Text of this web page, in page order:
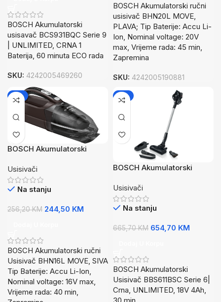
BOSCH Akumulatorski
usisavač BCS931BQC Serie 9
| UNLIMITED, CRNA 1
Baterija, 60 minuta ECO rada
SKU: 4242005469260
BOSCH Akumulatorski ručni
usisivač BHN20L MOVE,
PLAVA; Tip Baterije: Accu Li-
Ion, Nominal voltage: 20V
max, Vrijeme rada: 45 min,
Zapremina
SKU: 4242005190881
-5%
BOSCH Akumulatorski
Ion, 40min, CN
Usisivači
Na stanju
256,20KM 244,50 KM
BOSCH Akumulatorski ručni
Usisivač BHN16L MOVE, SIVA
Tip Baterije: Accu Li-Ion,
Nominal voltage: 16V max,
Vrijeme rada: 40 min,
-2%
BOSCH Akumulatorski
UNLIMITED, 18V 4Ah, 30
min
Usisivači
Na stanju
665,70KM 654,70 KM
BOSCH Akumulatorski
Usisivač BBS611BSC Serie 6|
Crna, UNLIMITED, 18V 4Ah,